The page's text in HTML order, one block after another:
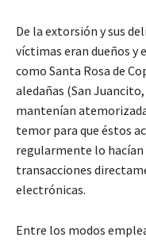
De la extorsión y sus
víctimas eran dueños y
como Santa Rosa de
aledañas (San
mantenían
temor para que éstos
regularmente lo
transacciones
electrónicas.
Entre los modos